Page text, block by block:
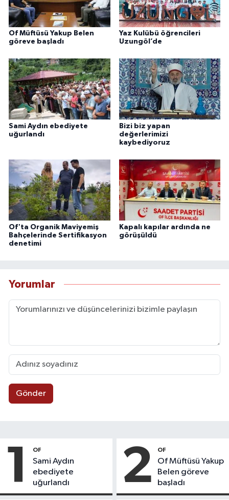
Of Müftüsü Yakup Belen
göreve başladı
Yaz Kulübü öğrencileri
Uzungöl’de
Sami Aydın ebediyete
uğurlandı
Bizi biz yapan
değerlerimizi
kaybediyoruz
Of'ta Organik Maviyemiş
Bahçelerinde Sertifikasyon
denetimi
Kapalı kapılar ardında ne
görüşüldü
Yorumlar
Gönder
1 OF
Sami Aydın
ebediyete
uğurlandı
2 OF
Of Müftüsü Yakup
Belen göreve
başladı